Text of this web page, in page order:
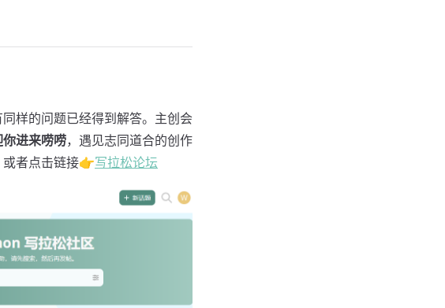
样的问题已经得到解答。主创会
进来唠唠，遇见志同道合的创作
者点击链接👉写拉松论坛